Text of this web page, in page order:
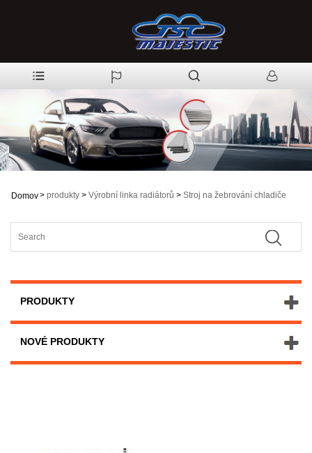
Domov> produkty > Výrobní linka radiátorů > Stroj na žebrování chladiče
PRODUKTY
NOVÉ PRODUKTY